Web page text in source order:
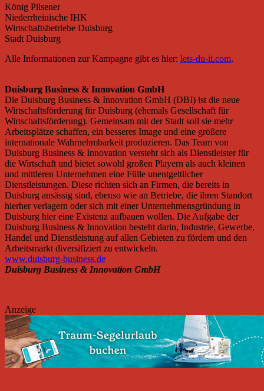
König Pilsener
Niederrheinische IHK
Wirtschaftsbetriebe Duisburg
Stadt Duisburg
Alle Informationen zur Kampagne gibt es hier: lets-du-it.com.
Duisburg Business & Innovation GmbH
Die Duisburg Business & Innovation GmbH (DBI) ist die neue
Wirtschaftsförderung für Duisburg (ehemals Gesellschaft für
Wirtschaftsförderung). Gemeinsam mit der Stadt soll sie mehr
Arbeitsplätze schaffen, ein besseres Image und eine größere
internationale Wahrnehmbarkeit produzieren. Das Team von
Duisburg Business & Innovation versteht sich als Dienstleister für
die Wirtschaft und bietet sowohl großen Playern als auch kleinen
und mittleren Unternehmen eine Fülle unentgeltlicher
Dienstleistungen. Diese richten sich an Firmen, die bereits in
Duisburg ansässig sind, ebenso wie an Betriebe, die ihren Standort
hierher verlagern oder sich mit einer Unternehmensgründung in
Duisburg hier eine Existenz aufbauen wollen. Die Aufgabe der
Duisburg Business & Innovation besteht darin, Industrie, Gewerbe,
Handel und Dienstleistung auf allen Gebieten zu fördern und den
Arbeitsmarkt diversifiziert zu entwickeln.
www.duisburg-business.de
Duisburg Business & Innovation GmbH
Anzeige